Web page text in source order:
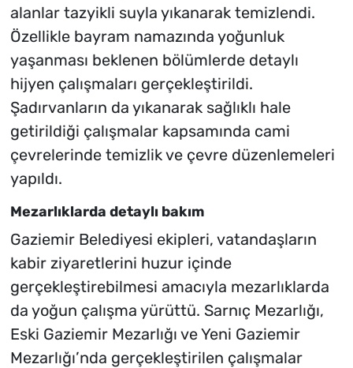
alanlar tazyikli suyla yıkanarak temizlendi.
Özellikle bayram namazında yoğunluk
yaşanması beklenen bölümlerde detaylı
hijyen çalışmaları gerçekleştirildi.
Şadırvanların da yıkanarak sağlıklı hale
getirildiği çalışmalar kapsamında cami
çevrelerinde temizlik ve çevre düzenlemeleri
yapıldı.
Mezarlıklarda detaylı bakım
Gaziemir Belediyesi ekipleri, vatandaşların
kabir ziyaretlerini huzur içinde
gerçekleştirebilmesi amacıyla mezarlıklarda
da yoğun çalışma yürüttü. Sarnıç Mezarlığı,
Eski Gaziemir Mezarlığı ve Yeni Gaziemir
Mezarlığı’nda gerçekleştirilen çalışmalar